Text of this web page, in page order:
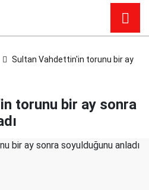
Sultan Vahdettin'in torunu bir ay
torunu bir ay sonra